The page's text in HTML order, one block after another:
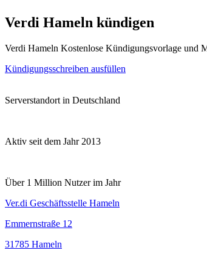
Verdi Hameln kündigen
Verdi Hameln Kostenlose Kündigungsvorlage und
Kündigungsschreiben ausfüllen
Serverstandort in Deutschland
Aktiv seit dem Jahr 2013
Über 1 Million Nutzer im Jahr
Ver.di Geschäftsstelle Hameln
Emmernstraße 12
31785 Hameln